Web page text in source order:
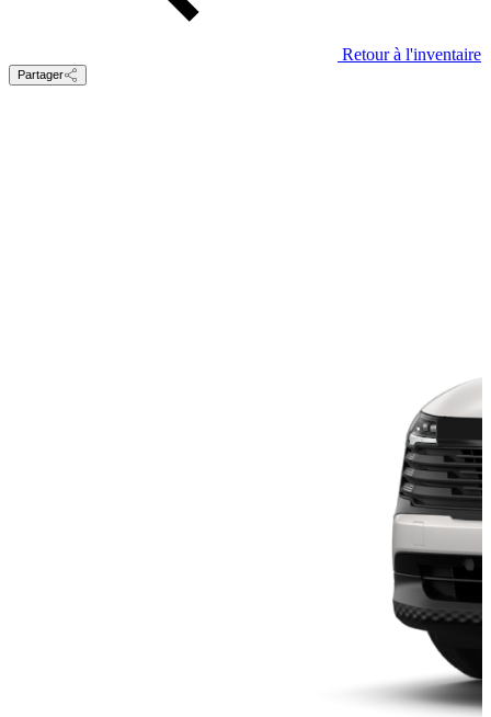
Retour à l'inventaire
Partager